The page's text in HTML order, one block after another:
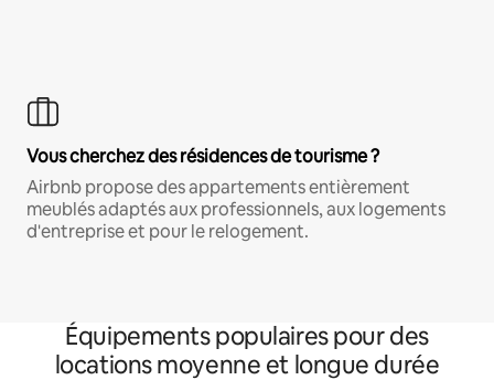
Vous cherchez des résidences de tourisme ?
Airbnb propose des appartements entièrement
meublés adaptés aux professionnels, aux logements
d'entreprise et pour le relogement.
Équipements populaires pour des
locations moyenne et longue durée